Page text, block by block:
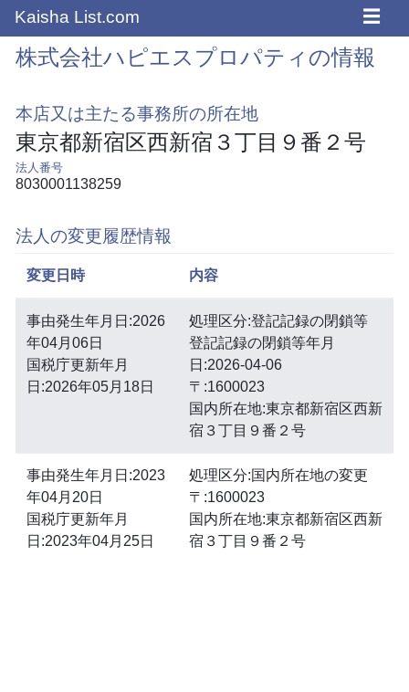
Kaisha List.com ☰
株式会社ハピエスプロパティの情報
本店又は主たる事務所の所在地
東京都新宿区西新宿３丁目９番２号
法人番号
8030001138259
法人の変更履歴情報
変更日時 内容
事由発生年月日:2026
年04月06日
国税庁更新年月
日:2026年05月18日
処理区分:登記記録の閉鎖等
登記記録の閉鎖等年月
日:2026-04-06
〒:1600023
国内所在地:東京都新宿区西新
宿３丁目９番２号
事由発生年月日:2023
年04月20日
国税庁更新年月
日:2023年04月25日
処理区分:国内所在地の変更
〒:1600023
国内所在地:東京都新宿区西新
宿３丁目９番２号